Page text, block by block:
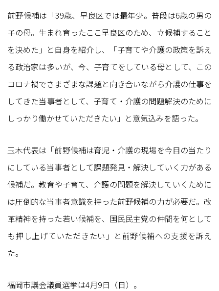
前野候補は「39歳、早良区では最年少。普段は6歳の男の
子の母。生まれ育ったここ早良区のため、立候補すること
を決めた」と自身を紹介し、「子育てや介護の政策を訴え
る政治家は多いが、今、子育てをしている母として、この
コロナ禍でさまざまな課題と向き合いながら介護の仕事を
してきた当事者として、子育て・介護の問題解決のために
しっかり働かせていただきたい」と意気込みを語った。
玉木代表は「前野候補は育児・介護の現場を今目の当たり
にしている当事者として課題発見・解決していく力がある
候補だ。教育や子育て、介護の問題を解決していくために
は圧倒的な当事者意識を持った前野候補の力が必要だ。改
革精神を持った若い候補を、国民民主党の仲間を何として
も押し上げていただきたい」と前野候補への支援を訴え
た。
福岡市議会議員選挙は4月9日（日）。